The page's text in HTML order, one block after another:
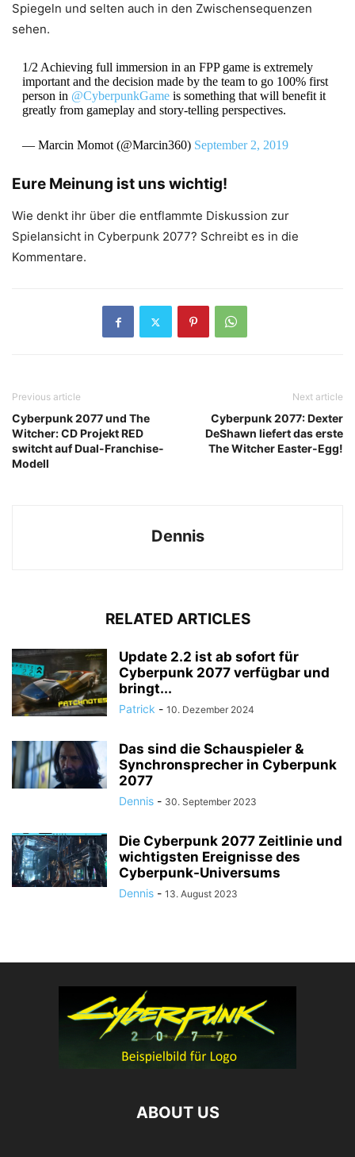
Spiegeln und selten auch in den Zwischensequenzen
sehen.
1/2 Achieving full immersion in an FPP game is extremely
important and the decision made by the team to go 100% first
person in @CyberpunkGameis something that will benefit it
greatly from gameplay and story-telling perspectives.
— Marcin Momot (@Marcin360) September 2, 2019
Eure Meinung ist uns wichtig!
Wie denkt ihr über die entflammte Diskussion zur
Spielansicht in Cyberpunk 2077? Schreibt es in die
Kommentare.
Previous article
Cyberpunk 2077 und The
Witcher: CD Projekt RED
switcht auf Dual-Franchise-
Modell
Next article
Cyberpunk 2077: Dexter
DeShawn liefert das erste
The Witcher Easter-Egg!
Dennis
RELATED ARTICLES
Update 2.2 ist ab sofort für
Cyberpunk 2077 verfügbar und
bringt...
Patrick - 10. Dezember 2024
Das sind die Schauspieler &
Synchronsprecher in Cyberpunk
2077
Dennis - 30. September 2023
Die Cyberpunk 2077 Zeitlinie und
wichtigsten Ereignisse des
Cyberpunk-Universums
Dennis - 13. August 2023
ABOUT US